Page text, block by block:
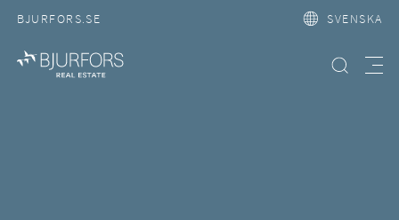
BJURFORS.SE SVENSKA
Hitta bostad